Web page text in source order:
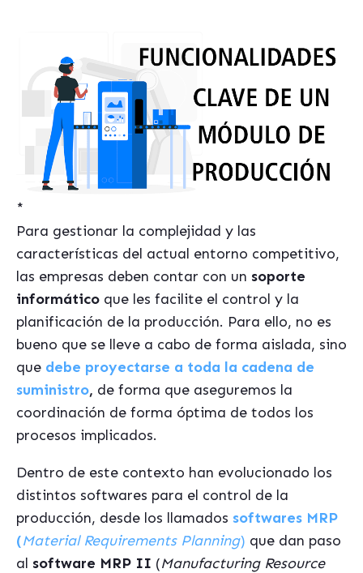
*
Para gestionar la complejidad y las
características del actual entorno competitivo,
las empresas deben contar con un soporte
informático que les facilite el control y la
planificación de la producción. Para ello, no es
bueno que se lleve a cabo de forma aislada, sino
que debe proyectarse a toda la cadena de
suministro, de forma que aseguremos la
coordinación de forma óptima de todos los
procesos implicados.
Dentro de este contexto han evolucionado los
distintos softwares para el control de la
producción, desde los llamados softwares MRP
(Material Requirements Planning) que dan paso
al software MRP II (Manufacturing Resource